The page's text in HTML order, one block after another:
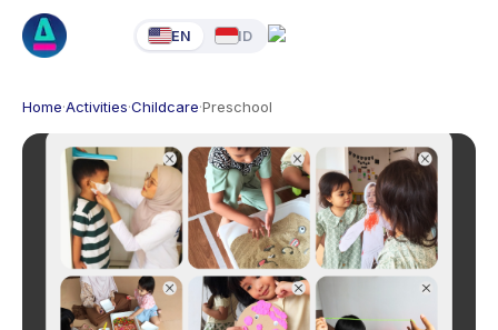
EN ID
Home·Activities·Childcare·Preschool